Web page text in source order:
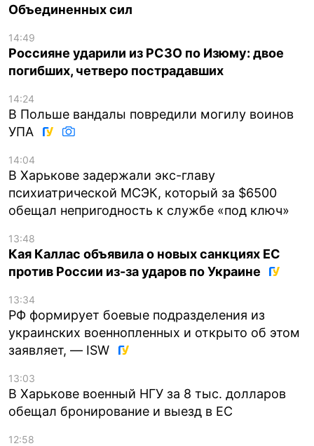
Объединенных сил
14:49
Россияне ударили из РСЗО по Изюму: двое
погибших, четверо пострадавших
14:24
В Польше вандалы повредили могилу воинов
УПА
14:04
В Харькове задержали экс-главу
психиатрической МСЭК, который за $6500
обещал непригодность к службе «под ключ»
13:48
Кая Каллас объявила о новых санкциях ЕС
против России из-за ударов по Украине
13:34
РФ формирует боевые подразделения из
украинских военнопленных и открыто об этом
заявляет, — ISW
13:03
В Харькове военный НГУ за 8 тыс. долларов
обещал бронирование и выезд в ЕС
12:58